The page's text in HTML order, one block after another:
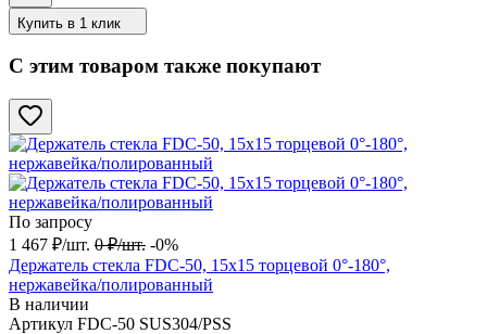
Купить в 1 клик
С этим товаром также покупают
По запросу
1 467 ₽/шт. 0 ₽/шт. -0%
Держатель стекла FDC-50, 15х15 торцевой 0°-180°,
нержавейка/полированный
В наличии
Артикул FDC-50 SUS304/PSS